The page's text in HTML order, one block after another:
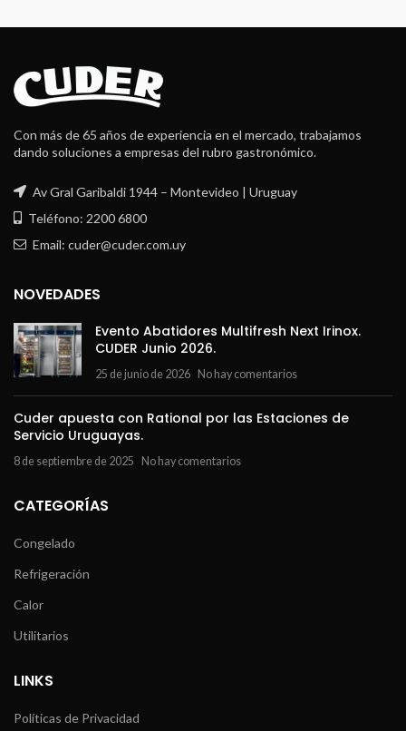
Con más de 65 años de experiencia en el mercado, trabajamos
dando soluciones a empresas del rubro gastronómico.
Av Gral Garibaldi 1944 – Montevideo | Uruguay
Teléfono: 2200 6800
Email: cuder@cuder.com.uy
NOVEDADES
Evento Abatidores Multifresh Next Irinox.
CUDER Junio 2026.
25 de junio de 2026 No hay comentarios
Cuder apuesta con Rational por las Estaciones de
Servicio Uruguayas.
8 de septiembre de 2025 No hay comentarios
CATEGORÍAS
Congelado
Refrigeración
Calor
Utilitarios
LINKS
Políticas de Privacidad